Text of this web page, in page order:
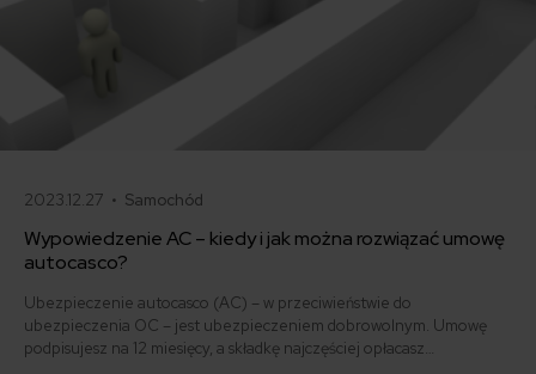
2023.12.27 • Samochód
Wypowiedzenie AC – kiedy i jak można rozwiązać umowę
autocasco?
Ubezpieczenie autocasco (AC) – w przeciwieństwie do
ubezpieczenia OC – jest ubezpieczeniem dobrowolnym. Umowę
podpisujesz na 12 miesięcy, a składkę najczęściej opłacasz